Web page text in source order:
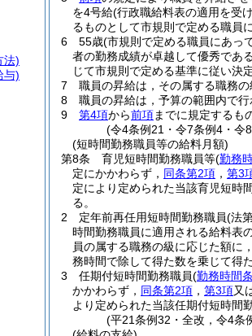
を4号給(行政職給料表の適用を受
るものとして市規則で定める職員
6
55歳(市規則で定める職員にあっ
者の勤務成績が卓越して優秀であ
じて市規則で定める基準に従い決
7
職員の昇給は，その属する職務
8
職員の昇給は，予算の範囲内で行
9
第4項から前項までに規定するも
(令4条例21・令7条例4・令
(短時間勤務職員等の給料月額)
第8条
育児短時間勤務職員等(勤務
定にかかわらず， 同条第2項 ， 第3
定により定められた当該育児短時
る。
2
定年前再任用短時間勤務職員(法
時間勤務職員に適用される給料表
員の属する職務の級に応じた額に，
務時間で除して得た数を乗じて得
3
任期付短時間勤務職員(勤務時間
かかわらず， 同条第2項 ， 第3項又
より定められた当該任期付短時間
(平21条例32・全改，令4条
法)
与)